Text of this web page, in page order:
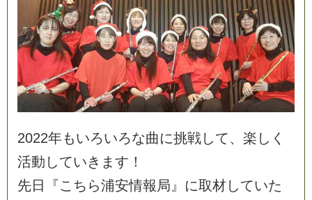
2022年もいろいろな曲に挑戦して、 楽 し く
活動 していき ま す ！
先日 『こ ち ら浦安情報 局 』 に取材していた